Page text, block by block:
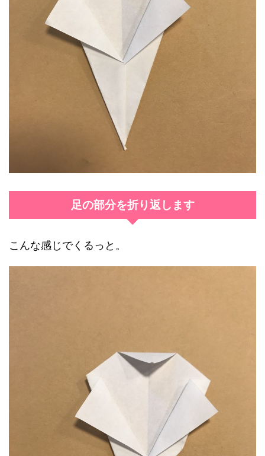
足の部分を折り返します
こんな感じでくるっと。